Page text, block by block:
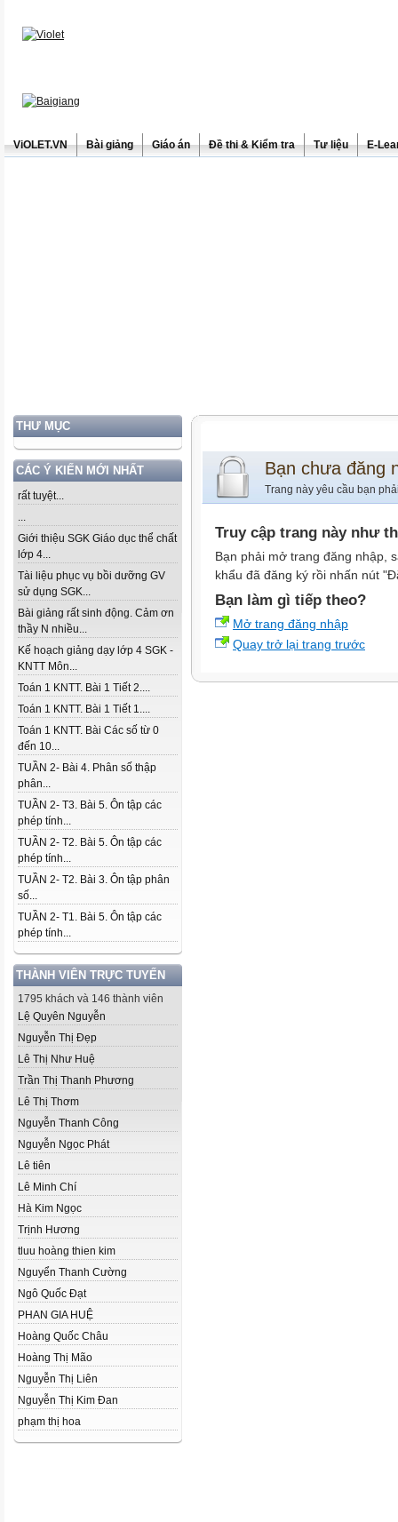
ViOLET.VN Bài giảng Giáo án Đề thi & Kiểm tra Tư liệu E-
THƯ MỤC
CÁC Ý KIẾN MỚI NHẤT
rất tuyệt...
...
Giới thiệu SGK Giáo dục thể chất
lớp 4...
Tài liệu phục vụ bồi dưỡng GV
sử dụng SGK...
Bài giảng rất sinh động. Cảm ơn
thầy N nhiều...
Kế hoạch giảng dạy lớp 4 SGK -
KNTT Môn...
Toán 1 KNTT. Bài 1 Tiết 2....
Toán 1 KNTT. Bài 1 Tiết 1....
Toán 1 KNTT. Bài Các số từ 0
đến 10...
TUẦN 2- Bài 4. Phân số thập
phân...
TUẦN 2- T3. Bài 5. Ôn tập các
phép tính...
TUẦN 2- T2. Bài 5. Ôn tập các
phép tính...
TUẦN 2- T2. Bài 3. Ôn tập phân
số...
TUẦN 2- T1. Bài 5. Ôn tập các
phép tính...
THÀNH VIÊN TRỰC TUYẾN
1795 khách và 146 thành viên
Lệ Quyên Nguyễn
Nguyễn Thị Đẹp
Lê Thị Như Huệ
Trần Thị Thanh Phương
Lê Thị Thơm
Nguyễn Thanh Công
Nguyễn Ngọc Phát
Lê tiên
Lê Minh Chí
Hà Kim Ngọc
Trịnh Hương
tluu hoàng thien kim
Nguyển Thanh Cường
Ngô Quốc Đạt
PHAN GIA HUỆ
Hoàng Quốc Châu
Hoàng Thị Mão
Nguyễn Thị Liên
Nguyễn Thị Kim Đan
phạm thị hoa
Bạn chưa đăng
Trang này yêu cầu bạn
Truy cập trang này như
Bạn phải mở trang đăng nhập,
khẩu đã đăng ký rồi nhấn nút
Bạn làm gì tiếp theo?
Mở trang đăng nhập
Quay trở lại trang trước